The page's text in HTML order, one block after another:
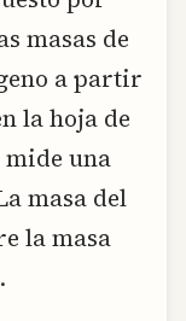
masas de
a partir
la hoja de
mide una
masa del
la masa